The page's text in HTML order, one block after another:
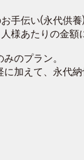
手伝い(永代供養
様あたりの金額
のプラン。
に加えて、永代